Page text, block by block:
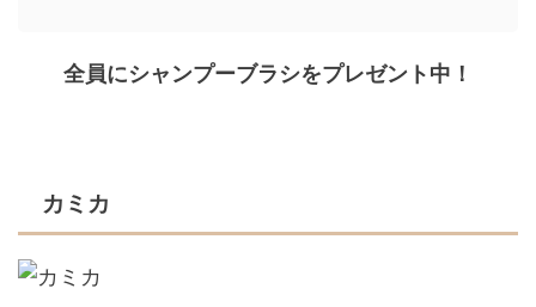
全員にシャンプーブラシをプレゼント中！
カミカ